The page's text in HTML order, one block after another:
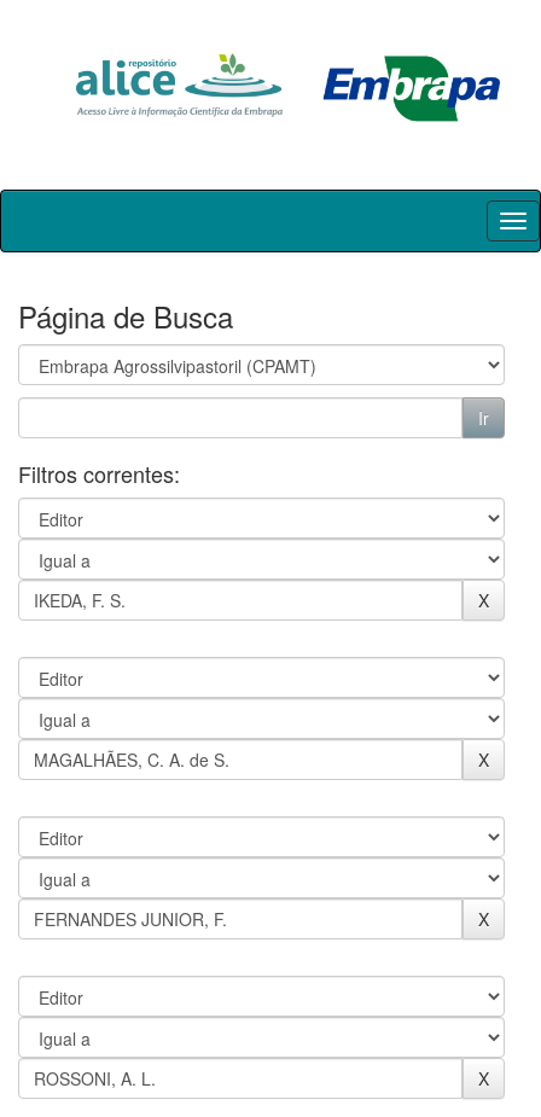
Skip
Página de Busca
Filtros correntes: